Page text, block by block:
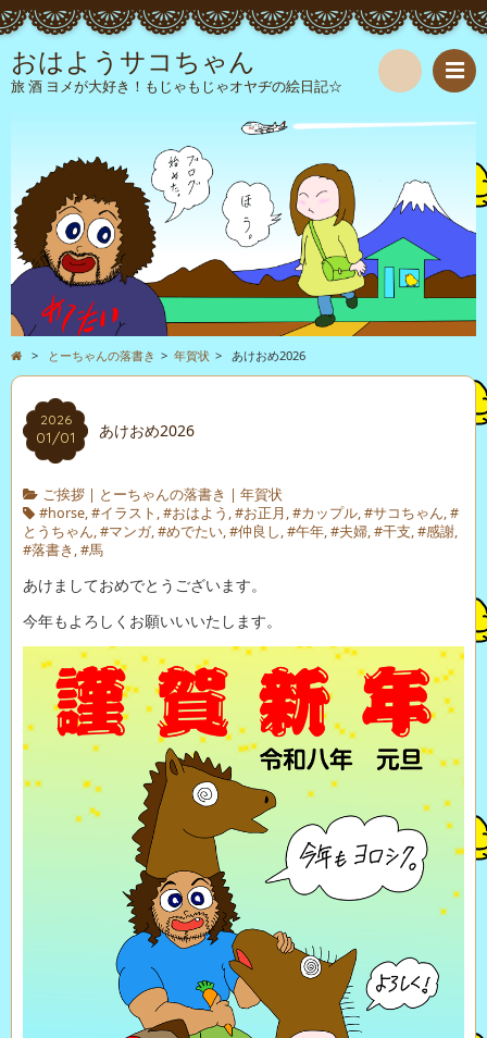
おはようサコちゃん
旅 酒 ヨメが大好き！もじゃもじゃオヤヂの絵日記☆
> とーちゃんの落書き > 年賀状 > あけおめ2026
2026
01/01 あけおめ2026
ご挨拶| とーちゃんの落書き | 年賀状
#horse,#イラスト ,#おはよう ,#お正月,#カップル,#サコちゃん,#
とうちゃん,#マンガ,#めでたい,#仲良し,#午年,#夫婦,#干支,#感謝,
#落書き ,#馬
あけましておめでとうございます。
今年もよろしくお願いいいたします。